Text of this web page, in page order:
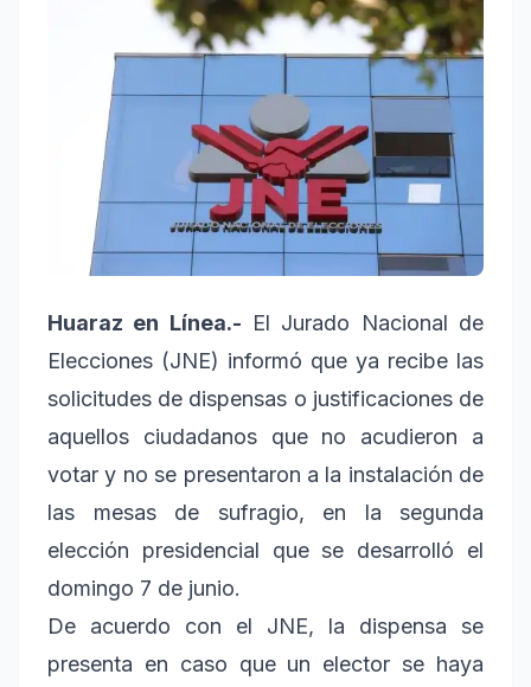
Huaraz en Línea.- El Jurado Nacional de
Elecciones (JNE) informó que ya recibe las
solicitudes de dispensas o justificaciones de
aquellos ciudadanos que no acudieron a
votar y no se presentaron a la instalación de
las mesas de sufragio, en la segunda
elección presidencial que se desarrolló el
domingo 7 de junio.
De acuerdo con el JNE, la dispensa se
presenta en caso que un elector se haya